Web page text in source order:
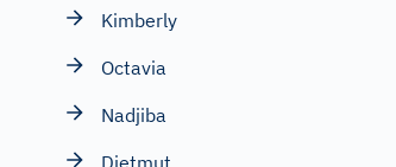
Kimberly
Octavia
Nadjiba
Dietmut